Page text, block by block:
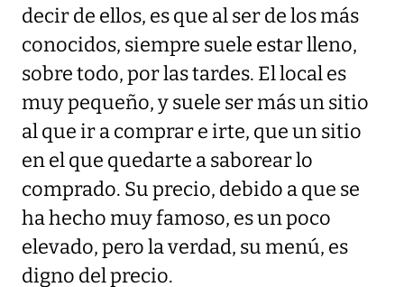
decir de ellos, es que al ser de los más
conocidos, siempre suele estar lleno,
sobre todo, por las tardes. El local es
muy pequeño, y suele ser más un sitio
al que ir a comprar e irte, que un sitio
en el que quedarte a saborear lo
comprado. Su precio, debido a que se
ha hecho muy famoso, es un poco
elevado, pero la verdad, su menú, es
digno del precio.